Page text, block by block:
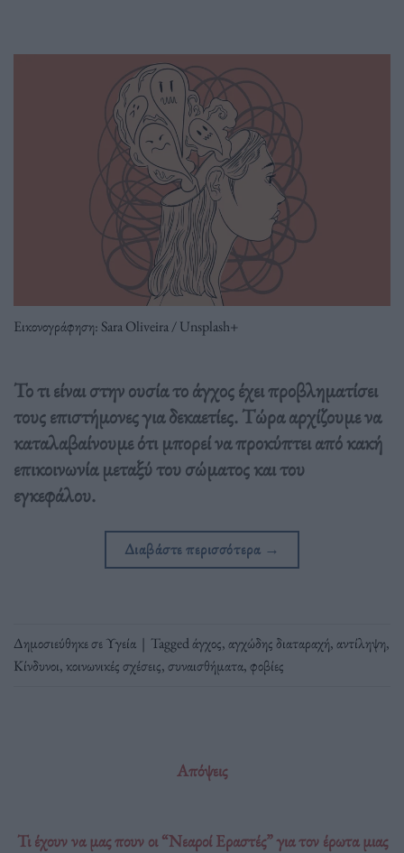
Εικονογράφηση: Sara Oliveira / Unsplash+
Το τι είναι στην ουσία το άγχος έχει προβληματίσει
τους επιστήμονες για δεκαετίες. Τώρα αρχίζουμε να
καταλαβαίνουμε ότι μπορεί να προκύπτει από κακή
επικοινωνία μεταξύ του σώματος και του
εγκεφάλου.
Διαβάστε περισσότερα →
Δημοσιεύθηκε σεΥγεία | Taggedάγχος,αγχώδης διαταραχή,αντίληψη,
Κίνδυνοι,κοινωνικές σχέσεις,συναισθήματα,φοβίες
Απόψεις
Τι έχουν να μας πουν οι “Νεαροί Εραστές” για τον έρωτα μιας